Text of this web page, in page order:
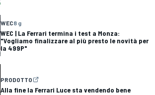
WEC8 g
WEC | La Ferrari termina i test a Monza:
"Vogliamo finalizzare al più presto le novità per
la 499P"
PRODOTTO
Alla fine la Ferrari Luce sta vendendo bene